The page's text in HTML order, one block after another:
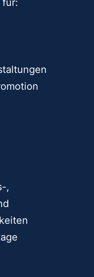
,